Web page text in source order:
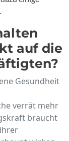
auf die
Gesundheit
verrät mehr
braucht